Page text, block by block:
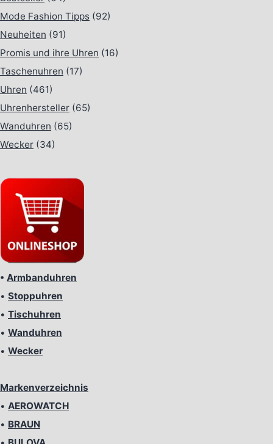
Mode Fashion Tipps (92)
Neuheiten (91)
Promis und ihre Uhren (16)
Taschenuhren (17)
Uhren (461)
Uhrenhersteller (65)
Wanduhren (65)
Wecker (34)
• Armbanduhren
• Stoppuhren
• Tischuhren
• Wanduhren
• Wecker
Markenverzeichnis
• AEROWATCH
• BRAUN